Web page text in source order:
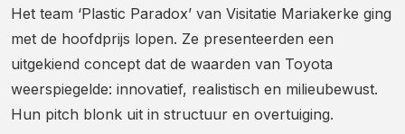
Het team ‘Plastic Paradox’ van Visitatie Mariakerke ging
met de hoofdprijs lopen. Ze presenteerden een
uitgekiend concept dat de waarden van Toyota
weerspiegelde: innovatief, realistisch en milieubewust.
Hun pitch blonk uit in structuur en overtuiging.